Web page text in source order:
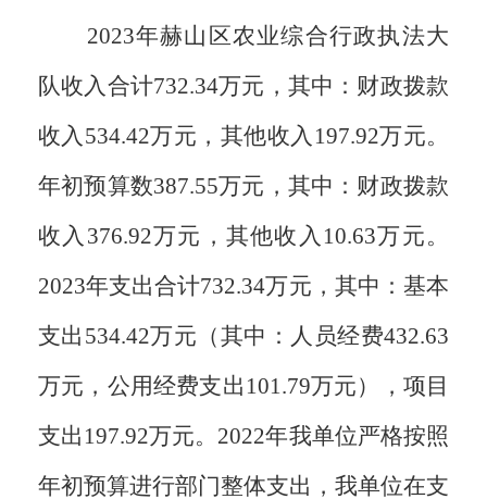
2023年赫山区农业综合行政执法大
队收入合计732.34万元，其中：财政拨款
收入534.42万元，其他收入197.92万元。
年初预算数387.55万元，其中：财政拨款
收入376.92万元，其他收入10.63万元。
2023年支出合计732.34万元，其中：基本
支出534.42万元（其中：人员经费432.63
万元，公用经费支出101.79万元），项目
支出197.92万元。2022年我单位严格按照
年初预算进行部门整体支出，我单位在支